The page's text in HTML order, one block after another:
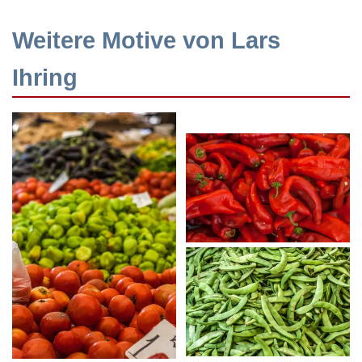
Weitere Motive von Lars
Ihring